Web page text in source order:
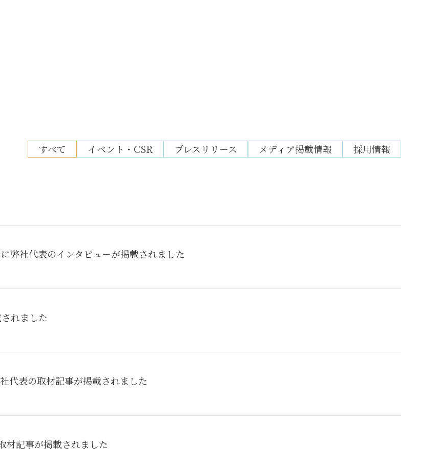
すべて イベント・CSR プレスリリース メディア掲載情報 採用情報
弊社代表のインタビューが掲載されました
れました
代表の取材記事が掲載されました
記事が掲載されました